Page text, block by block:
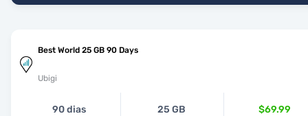
Best World 25 GB 90 Days
Ubigi
90 dias 25 GB $69.99